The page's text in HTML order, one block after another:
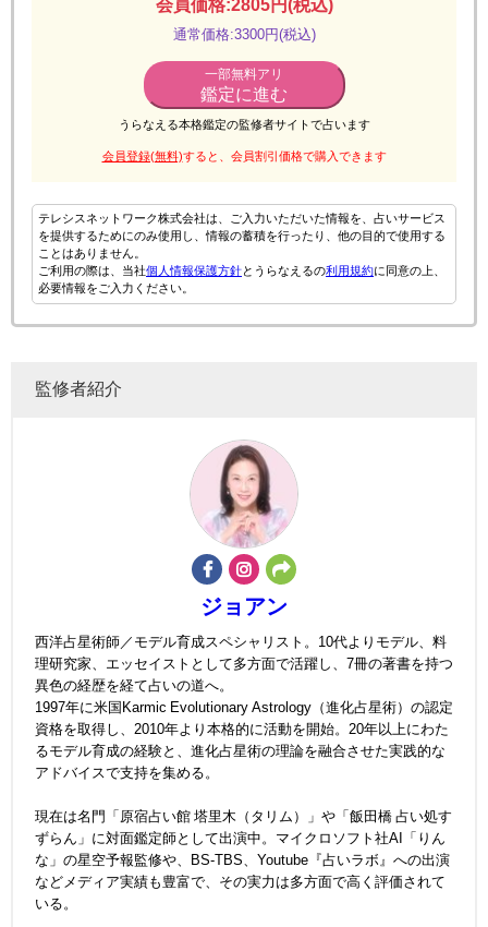
会員価格:2805円(税込)
通常価格:3300円(税込)
一部無料アリ
鑑定に進む
うらなえる本格鑑定の監修者サイトで占います
会員登録(無料)すると、会員割引価格で購入できます
テレシスネットワーク株式会社は、ご入力いただいた情報を、占いサービス
を提供するためにのみ使用し、情報の蓄積を行ったり、他の目的で使用する
ことはありません。
ご利用の際は、当社個人情報保護方針とうらなえるの利用規約に同意の上、
必要情報をご入力ください。
監修者紹介
ジョアン
西洋占星術師／モデル育成スペシャリスト。10代よりモデル、料
理研究家、エッセイストとして多方面で活躍し、7冊の著書を持つ
異色の経歴を経て占いの道へ。
1997年に米国Karmic Evolutionary Astrology（進化占星術）の認定
資格を取得し、2010年より本格的に活動を開始。20年以上にわた
るモデル育成の経験と、進化占星術の理論を融合させた実践的な
アドバイスで支持を集める。
現在は名門「原宿占い館 塔里木（タリム）」や「飯田橋 占い処す
ずらん」に対面鑑定師として出演中。マイクロソフト社AI「りん
な」の星空予報監修や、BS-TBS、Youtube『占いラボ』への出演
などメディア実績も豊富で、その実力は多方面で高く評価されて
いる。